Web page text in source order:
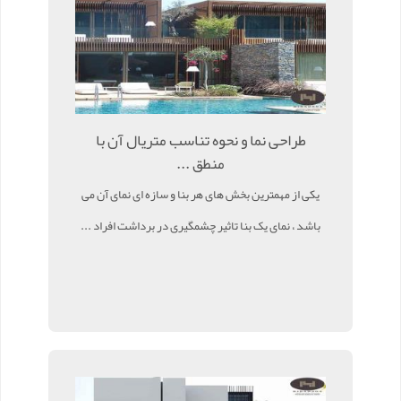
طراحی نما و نحوه تناسب متریال آن با
منطق ...
یکی از مهمترین بخش های هر بنا و سازه ای نمای آن می
باشد ، نمای یک بنا تاثیر چشمگیری در برداشت افراد ...